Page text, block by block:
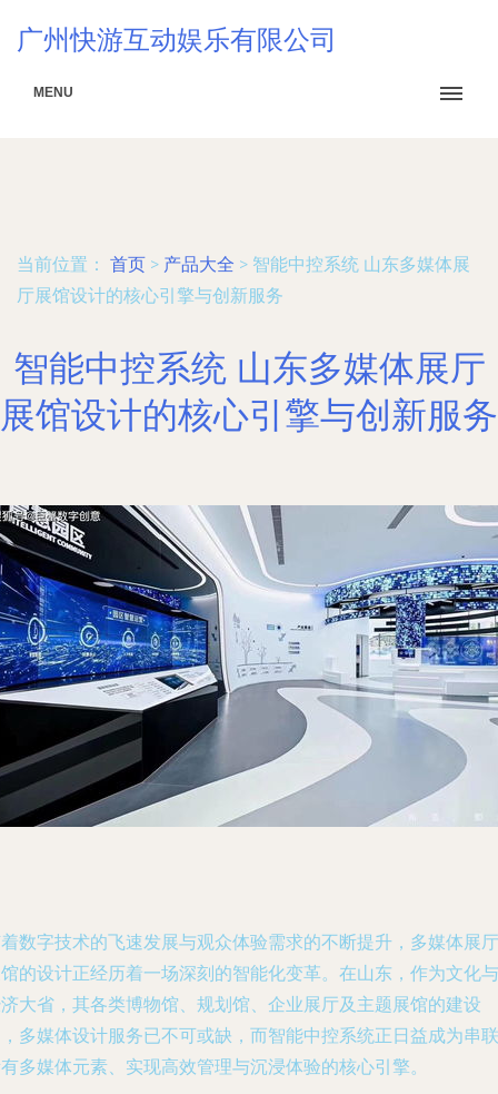
广州快游互动娱乐有限公司
MENU
当前位置： 首页 > 产品大全 > 智能中控系统 山东多媒体展
厅展馆设计的核心引擎与创新服务
智能中控系统 山东多媒体展厅
展馆设计的核心引擎与创新服务
数字技术的飞速发展与观众体验需求的不断提升，多媒体展厅
的设计正经历着一场深刻的智能化变革。在山东，作为文化与
大省，其各类博物馆、规划馆、企业展厅及主题展馆的建设
多媒体设计服务已不可或缺，而智能中控系统正日益成为串联
多媒体元素、实现高效管理与沉浸体验的核心引擎。